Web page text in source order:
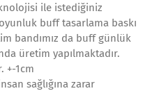
ile istediğiniz
buff tasarlama baskı
bandımız da buff günlük
üretim yapılmaktadır.
+-1cm
sağlığına zarar